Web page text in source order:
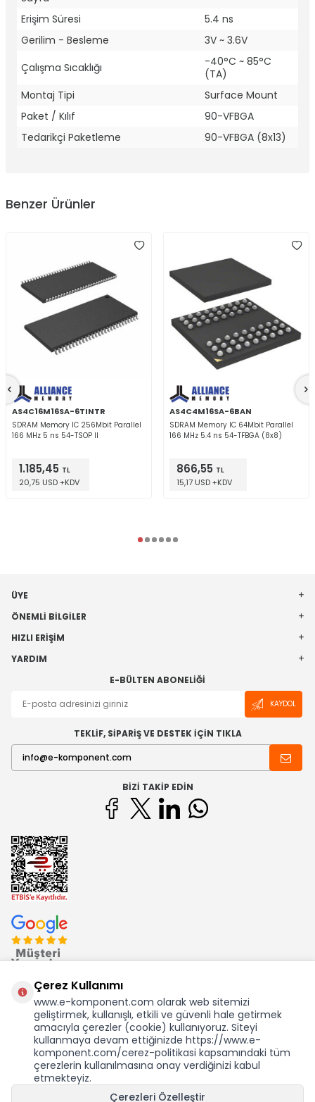
Erişim Süresi
5.4 ns
Gerilim - Besleme
3V ~ 3.6V
Çalışma Sıcaklığı
-40°C ~ 85°C
(TA)
Montaj Tipi
Surface Mount
Paket / Kılıf
90-VFBGA
Tedarikçi Paketleme
90-VFBGA (8x13)
Benzer Ürünler
AS4C16M16SA-6TINTR
SDRAM Memory IC 256Mbit Parallel
166 MHz 5 ns 54-TSOP II
1.185,45 TL
20,75 USD +KDV
AS4C4M16SA-6BAN
SDRAM Memory IC 64Mbit Parallel
166 MHz 5.4 ns 54-TFBGA (8x8)
866,55 TL
15,17 USD +KDV
ÜYE
ÖNEMLI BILGILER
HIZLI ERIŞIM
YARDIM
E-BÜLTEN ABONELIĞI
KAYDOL
TEKLİF, SİPARİŞ VE DESTEK İÇİN TIKLA
BIZI TAKIP EDIN
Ekom Elk. Elektronik San. ve Tic. A.Ş.'nin Tescilli Bir Markasıdır
Çerez Kullanımı
www.e-komponent.com olarak web sitemizi
geliştirmek, kullanışlı, etkili ve güvenli hale getirmek
amacıyla çerezler (cookie) kullanıyoruz. Siteyi
kullanmaya devam ettiğinizde https://www.e-
komponent.com/cerez-politikasi kapsamındaki tüm
çerezlerin kullanılmasına onay verdiğinizi kabul
etmekteyiz.
Çerezleri Özelleştir